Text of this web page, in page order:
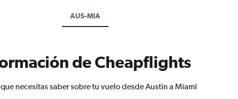
AUS-MIA
de Cheapflights
necesitas saber sobre tu vuelo desde Austin a Miami